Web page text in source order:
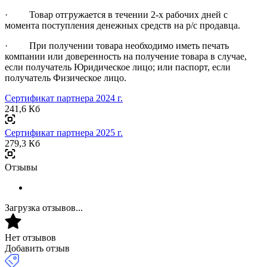
· Товар отгружается в течении 2-х рабочих дней с
момента поступления денежных средств на р/с продавца.
· При получении товара необходимо иметь печать
компании или доверенность на получение товара в случае,
если получатель Юридическое лицо; или паспорт, если
получатель Физическое лицо.
Сертификат партнера 2024 г.
241,6 Кб
Сертификат партнера 2025 г.
279,3 Кб
Отзывы
Загрузка отзывов...
Нет отзывов
Добавить отзыв